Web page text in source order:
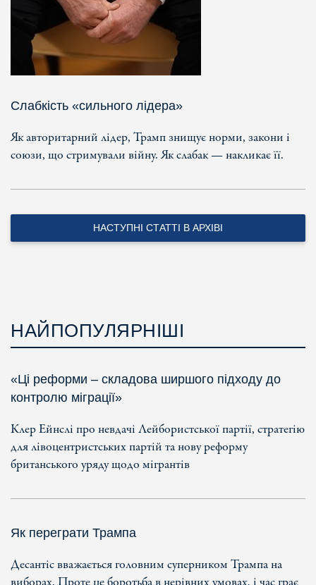
Слабкість «сильного лідера»
Як авторитарний лідер, Трамп знищує норми, закони і
союзи, що стримували війну. Як слабак — накликає її.
НАСТУПНІ СТАТТІ В АРХІВІ
НАЙПОПУЛЯРНІШІ
«Ці реформи – складова ширшого підходу до
контролю міграції»
Клер Ейнслі про невдачі Лейбористської партії, стратегію
для лівоцентристських партій та нову реформу
британського уряду щодо мігрантів
Як переграти Трампа
Десантіс вважається головним суперником Трампа на